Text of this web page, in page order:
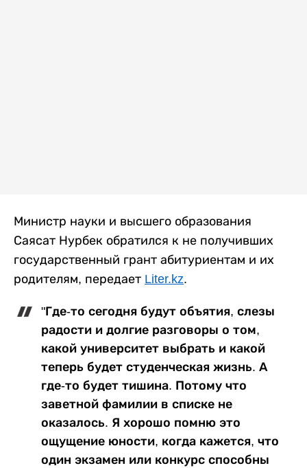
Министр науки и высшего образования
Саясат Нурбек обратился к не получивших
государственный грант абитуриентам и их
родителям, передает Liter.kz.
"Где-то сегодня будут объятия, слезы
радости и долгие разговоры о том,
какой университет выбрать и какой
теперь будет студенческая жизнь. А
где-то будет тишина. Потому что
заветной фамилии в списке не
оказалось. Я хорошо помню это
ощущение юности, когда кажется, что
один экзамен или конкурс способны